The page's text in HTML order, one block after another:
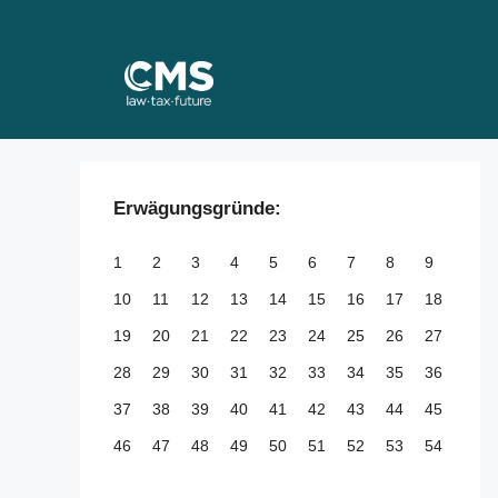
Erwägungsgründe:
1 2 3 4 5 6 7 8 9
10 11 12 13 14 15 16 17 18
19 20 21 22 23 24 25 26 27
28 29 30 31 32 33 34 35 36
37 38 39 40 41 42 43 44 45
46 47 48 49 50 51 52 53 54